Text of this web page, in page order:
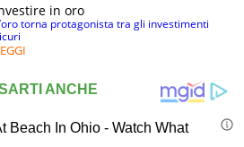
in oro
torna protagonista tra gli investimenti